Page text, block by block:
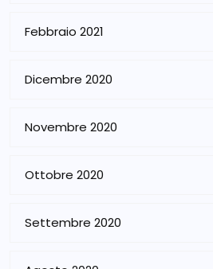
Febbraio 2021
Dicembre 2020
Novembre 2020
Ottobre 2020
Settembre 2020